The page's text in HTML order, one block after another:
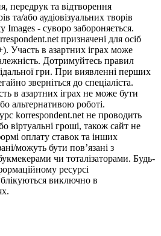
передрук та відтворення
та/або аудіовізуальних творів
Images - суворо забороняється.
призначені для осіб
Участь в азартних іграх може
Дотримуйтесь правил
гри. При виявленні перших
зверніться до спеціаліста.
в азартних іграх не може бути
альтернативою роботі.
korrespondent.net не проводить
віртуальні гроші, також сайт не
оплату ставок та інших
можуть бути пов’язані з
чи тоталізаторами. Будь-
ресурсі
виключно в